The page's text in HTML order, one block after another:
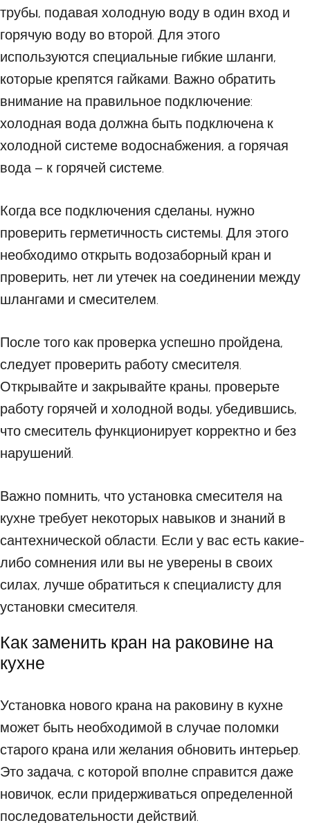
трубы, подавая холодную воду в один вход и
горячую воду во второй. Для этого
используются специальные гибкие шланги,
которые крепятся гайками. Важно обратить
внимание на правильное подключение:
холодная вода должна быть подключена к
холодной системе водоснабжения, а горячая
вода – к горячей системе.
Когда все подключения сделаны, нужно
проверить герметичность системы. Для этого
необходимо открыть водозаборный кран и
проверить, нет ли утечек на соединении между
шлангами и смесителем.
После того как проверка успешно пройдена,
следует проверить работу смесителя.
Открывайте и закрывайте краны, проверьте
работу горячей и холодной воды, убедившись,
что смеситель функционирует корректно и без
нарушений.
Важно помнить, что установка смесителя на
кухне требует некоторых навыков и знаний в
сантехнической области. Если у вас есть какие-
либо сомнения или вы не уверены в своих
силах, лучше обратиться к специалисту для
установки смесителя.
Как заменить кран на раковине на
кухне
Установка нового крана на раковину в кухне
может быть необходимой в случае поломки
старого крана или желания обновить интерьер.
Это задача, с которой вполне справится даже
новичок, если придерживаться определенной
последовательности действий.